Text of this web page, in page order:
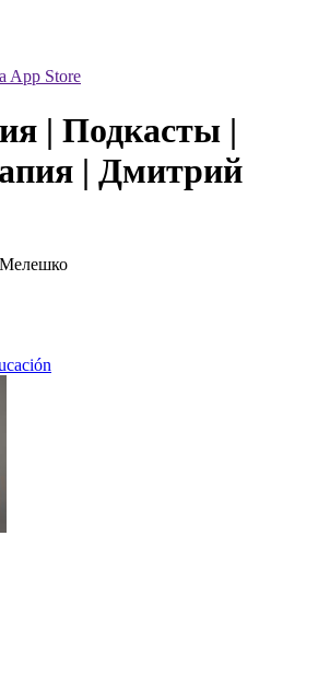
App Store
| Подкасты |
| Дмитрий